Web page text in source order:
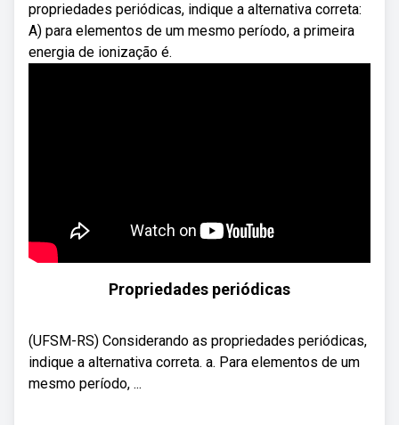
propriedades periódicas, indique a alternativa correta:
A) para elementos de um mesmo período, a primeira
energia de ionização é.
Propriedades periódicas
(UFSM-RS) Considerando as propriedades periódicas,
indique a alternativa correta. a. Para elementos de um
mesmo período, ...